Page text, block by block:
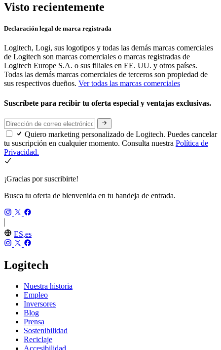
Visto recientemente
Declaración legal de marca registrada
Logitech, Logi, sus logotipos y todas las demás marcas comerciales
de Logitech son marcas comerciales o marcas registradas de
Logitech Europe S.A. o sus filiales en EE. UU. y otros países.
Todas las demás marcas comerciales de terceros son propiedad de
sus respectivos dueños. Ver todas las marcas comerciales
Suscríbete para recibir tu oferta especial y ventajas exclusivas.
Quiero marketing personalizado de Logitech. Puedes cancelar
tu suscripción en cualquier momento. Consulta nuestra Política de
Privacidad.
¡Gracias por suscribirte!
Busca tu oferta de bienvenida en tu bandeja de entrada.
ES,es
Logitech
Nuestra historia
Empleo
Inversores
Blog
Prensa
Sostenibilidad
Reciclaje